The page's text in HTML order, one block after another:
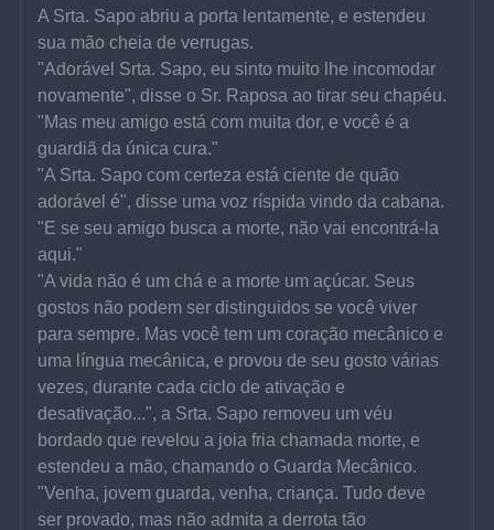
A Srta. Sapo abriu a porta lentamente, e estendeu
sua mão cheia de verrugas.
"Adorável Srta. Sapo, eu sinto muito lhe incomodar
novamente", disse o Sr. Raposa ao tirar seu chapéu.
"Mas meu amigo está com muita dor, e você é a
guardiã da única cura."
"A Srta. Sapo com certeza está ciente de quão
adorável é", disse uma voz ríspida vindo da cabana.
"E se seu amigo busca a morte, não vai encontrá-la
aqui."
"A vida não é um chá e a morte um açúcar. Seus
gostos não podem ser distinguidos se você viver
para sempre. Mas você tem um coração mecânico e
uma língua mecânica, e provou de seu gosto várias
vezes, durante cada ciclo de ativação e
desativação...", a Srta. Sapo removeu um véu
bordado que revelou a joia fria chamada morte, e
estendeu a mão, chamando o Guarda Mecânico.
"Venha, jovem guarda, venha, criança. Tudo deve
ser provado, mas não admita a derrota tão